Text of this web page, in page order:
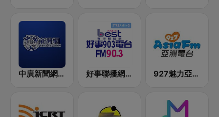
中廣新聞網 BCC News Radio 好事聯播網 Best Radio FM90.3 927魅力亞洲 Asia FM 亞洲電台